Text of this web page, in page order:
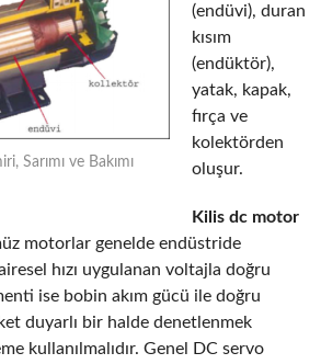
Sarımı ve Bakımı
(endüvi), duran
kısım
(endüktör),
yatak, kapak,
fırça ve
kolektörden
oluşur.
Kilis dc motor
motorlar genelde endüstride
hızı uygulanan voltajla doğru
ise bobin akım gücü ile doğru
duyarlı bir halde denetlenmek
kullanılmalıdır. Genel DC servo